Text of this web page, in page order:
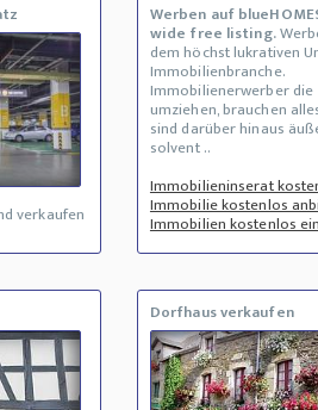
verkaufen
Werben auf
wide free listing.
dem höchst lukrativen
Immobilienbranche.
Immobilienerwerber die
umziehen, brauchen
sind darüber hinaus
solvent ..
Immobilieninserat
Immobilie kostenlos
Immobilien kostenlos
Dorfhaus verkaufen